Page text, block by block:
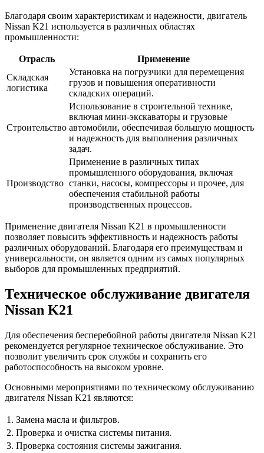
Благодаря своим характеристикам и надежности, двигатель
Nissan K21 используется в различных областях
промышленности:
Отрасль
Применение
Складская
логистика
Установка на погрузчики для перемещения
грузов и повышения оперативности
складских операций.
Строительство
Использование в строительной технике,
включая мини-экскаваторы и грузовые
автомобили, обеспечивая большую мощность
и надежность для выполнения различных
задач.
Производство
Применение в различных типах
промышленного оборудования, включая
станки, насосы, компрессоры и прочее, для
обеспечения стабильной работы
производственных процессов.
Применение двигателя Nissan K21 в промышленности
позволяет повысить эффективность и надежность работы
различных оборудований. Благодаря его преимуществам и
универсальности, он является одним из самых популярных
выборов для промышленных предприятий.
Техническое обслуживание двигателя
Nissan K21
Для обеспечения бесперебойной работы двигателя Nissan K21
рекомендуется регулярное техническое обслуживание. Это
позволит увеличить срок службы и сохранить его
работоспособность на высоком уровне.
Основными мероприятиями по техническому обслуживанию
двигателя Nissan K21 являются:
1. Замена масла и фильтров.
2. Проверка и очистка системы питания.
3. Проверка состояния системы зажигания.